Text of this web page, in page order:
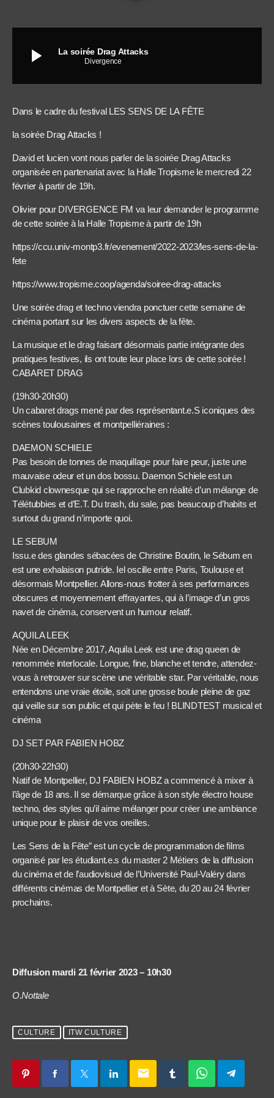
play_arrow La soirée Drag Attacks
Divergence
Dans le cadre du festival LES SENS DE LA FÊTE
la soirée Drag Attacks !
David et lucien vont nous parler de la soirée Drag Attacks
organisée en partenariat avec la Halle Tropisme le mercredi 22
février à partir de 19h.
Olivier pour DIVERGENCE FM va leur demander le programme
de cette soirée à la Halle Tropisme à partir de 19h
https://ccu.univ-montp3.fr/evenement/2022-2023/les-sens-de-la-
fete
https://www.tropisme.coop/agenda/soiree-drag-attacks
Une soirée drag et techno viendra ponctuer cette semaine de
cinéma portant sur les divers aspects de la fête.
La musique et le drag faisant désormais partie intégrante des
pratiques festives, ils ont toute leur place lors de cette soirée !
CABARET DRAG
(19h30-20h30)
Un cabaret drags mené par des représentant.e.S iconiques des
scènes toulousaines et montpelliéraines :
DAEMON SCHIELE
Pas besoin de tonnes de maquillage pour faire peur, juste une
mauvaise odeur et un dos bossu. Daemon Schiele est un
Clubkid clownesque qui se rapproche en réalité d’un mélange de
Télétubbies et d’E.T. Du trash, du sale, pas beaucoup d’habits et
surtout du grand n’importe quoi.
LE SEBUM
Issu.e des glandes sébacées de Christine Boutin, le Sébum en
est une exhalaison putride. Iel oscille entre Paris, Toulouse et
désormais Montpellier. Allons-nous frotter à ses performances
obscures et moyennement effrayantes, qui à l’image d’un gros
navet de cinéma, conservent un humour relatif.
AQUILA LEEK
Née en Décembre 2017, Aquila Leek est une drag queen de
renommée interlocale. Longue, fine, blanche et tendre, attendez-
vous à retrouver sur scène une véritable star. Par véritable, nous
entendons une vraie étoile, soit une grosse boule pleine de gaz
qui veille sur son public et qui pète le feu ! BLINDTEST musical et
cinéma
DJ SET PAR FABIEN HOBZ
(20h30-22h30)
Natif de Montpellier, DJ FABIEN HOBZ a commencé à mixer à
l’âge de 18 ans. Il se démarque grâce à son style électro house
techno, des styles qu’il aime mélanger pour créer une ambiance
unique pour le plaisir de vos oreilles.
Les Sens de la Fête” est un cycle de programmation de films
organisé par les étudiant.e.s du master 2 Métiers de la diffusion
du cinéma et de l’audiovisuel de l’Université Paul-Valéry dans
différents cinémas de Montpellier et à Sète, du 20 au 24 février
prochains.
Diffusion mardi 21 février 2023 – 10h30
O.Nottale
CULTURE ITW CULTURE
email